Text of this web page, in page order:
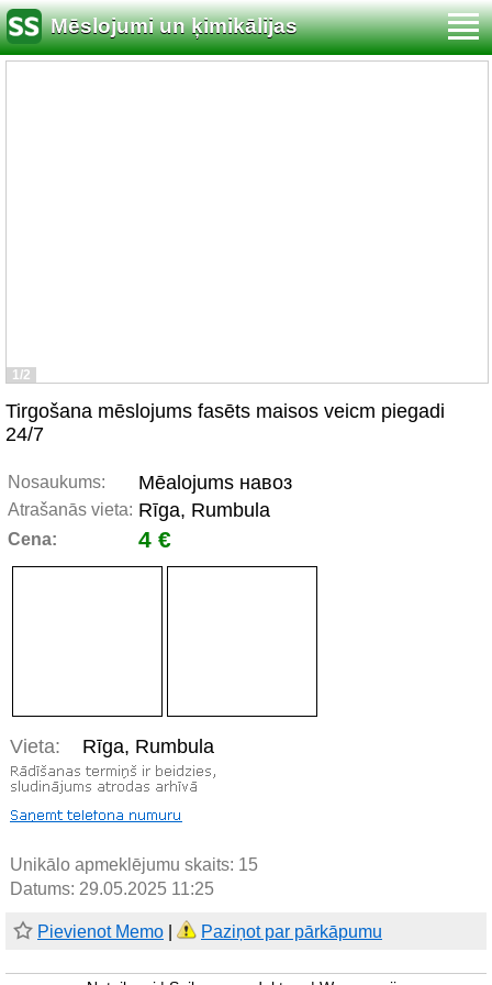
Mēslojumi un ķimikālijas
1/2
Tirgošana mēslojums fasēts maisos veicm piegadi
24/7
Nosaukums: Mēalojums навоз
Atrašanās vieta: Rīga, Rumbula
Cena: 4 €
Vieta: Rīga, Rumbula
Unikālo apmeklējumu skaits: 15
Datums: 29.05.2025 11:25
Pievienot Memo Paziņot par pārkāpumu